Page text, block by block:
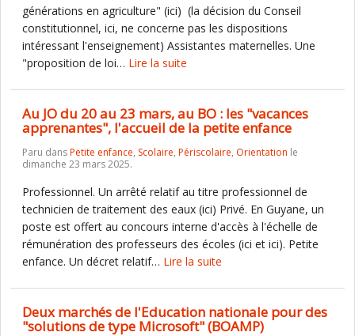
générations en agriculture" (ici) (la décision du Conseil
constitutionnel, ici, ne concerne pas les dispositions
intéressant l'enseignement) Assistantes maternelles. Une
"proposition de loi… Lire la suite
Au JO du 20 au 23 mars, au BO : les "vacances
apprenantes", l'accueil de la petite enfance
Paru dansPetite enfance, Scolaire, Périscolaire, Orientation le
dimanche 23 mars 2025.
Professionnel. Un arrêté relatif au titre professionnel de
technicien de traitement des eaux (ici) Privé. En Guyane, un
poste est offert au concours interne d'accès à l'échelle de
rémunération des professeurs des écoles (ici et ici). Petite
enfance. Un décret relatif… Lire la suite
Deux marchés de l'Education nationale pour des
"solutions de type Microsoft" (BOAMP)